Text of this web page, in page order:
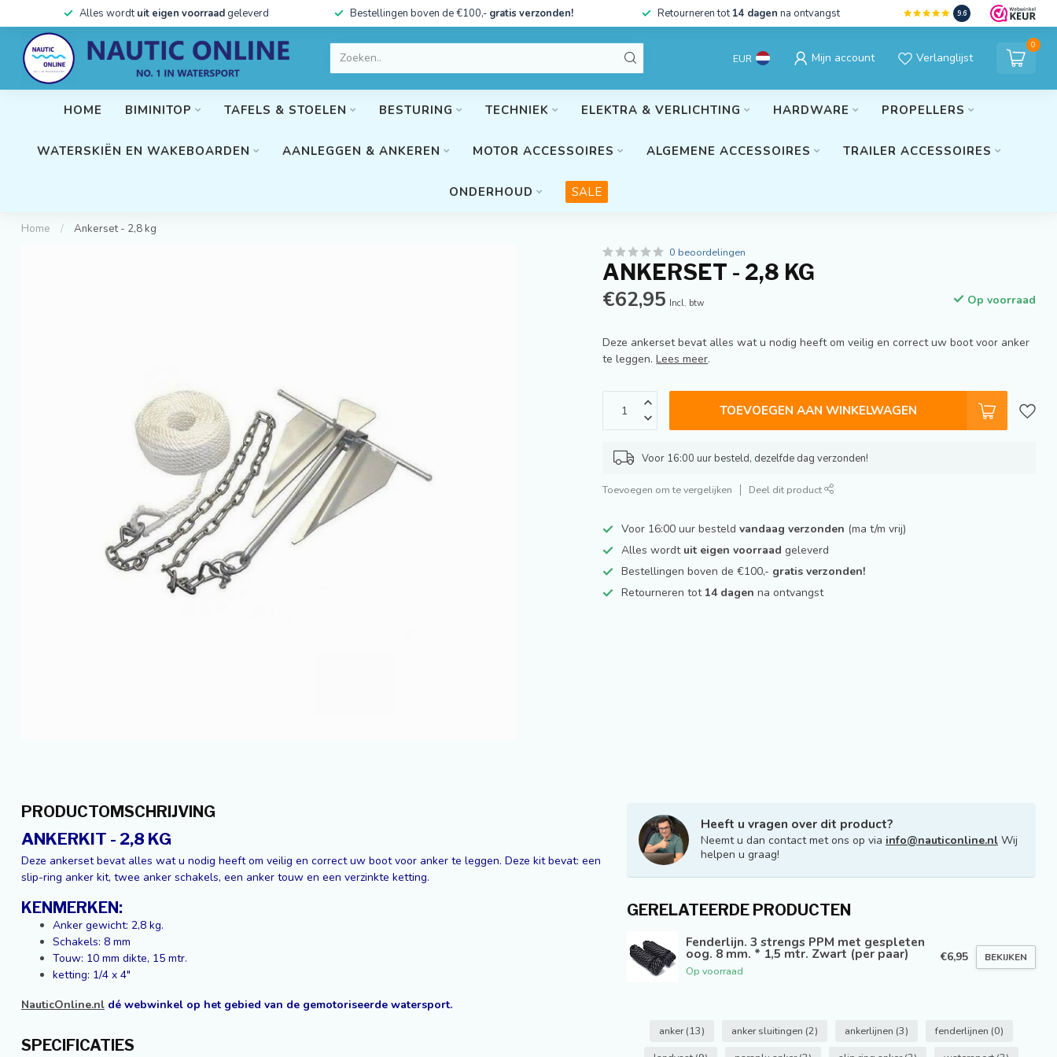
Alles wordtuit eigen voorraad geleverd Bestellingen boven de €100,- gratis verzonden! Retourneren tot14 dagen na ontvangst 9.6
EUR Mijn account Verlanglijst
0
HOME BIMINITOP TAFELS & STOELEN BESTURING TECHNIEK ELEKTRA & VERLICHTING HARDWARE PROPELLERS
WATERSKIËN EN WAKEBOARDEN AANLEGGEN & ANKEREN MOTOR ACCESSOIRES ALGEMENE ACCESSOIRES TRAILER ACCESSOIRES
ONDERHOUD SALE
Home / Ankerset - 2,8 kg
0 beoordelingen
ANKERSET - 2,8 KG
€62,95 Incl. btw Op voorraad
Deze ankerset bevat alles wat u nodig heeft om veilig en correct uw boot voor anker
te leggen.Lees meer.
TOEVOEGEN AAN WINKELWAGEN
Voor 16:00 uur besteld, dezelfde dag verzonden!
Toevoegen om te vergelijken Deel dit product
Voor 16:00 uur besteldvandaag verzonden (ma t/m vrij)
Alles wordt uit eigen voorraad geleverd
Bestellingen boven de €100,- gratis verzonden!
Retourneren tot 14 dagen na ontvangst
PRODUCTOMSCHRIJVING
ANKERKIT - 2,8 KG
Deze ankerset bevat alles wat u nodig heeft om veilig en correct uw boot voor anker te leggen. Deze kit bevat: een
slip-ring anker kit, twee anker schakels, een anker touw en een verzinkte ketting.
KENMERKEN:
Anker gewicht: 2,8 kg.
Schakels: 8 mm
Touw: 10 mm dikte, 15 mtr.
ketting: 1/4 x 4"
NauticOnline.nl dé webwinkel op het gebied van de gemotoriseerde watersport.
SPECIFICATIES
Heeft u vragen over dit product?
Neemt u dan contact met ons op via info@nauticonline.nl Wij
helpen u graag!
GERELATEERDE PRODUCTEN
Fenderlijn. 3 strengs PPM met gespleten
oog. 8 mm. * 1,5 mtr. Zwart (per paar)
Op voorraad
€6,95 BEKIJKEN
anker(13) anker sluitingen (2) ankerlijnen (3) fenderlijnen (0)